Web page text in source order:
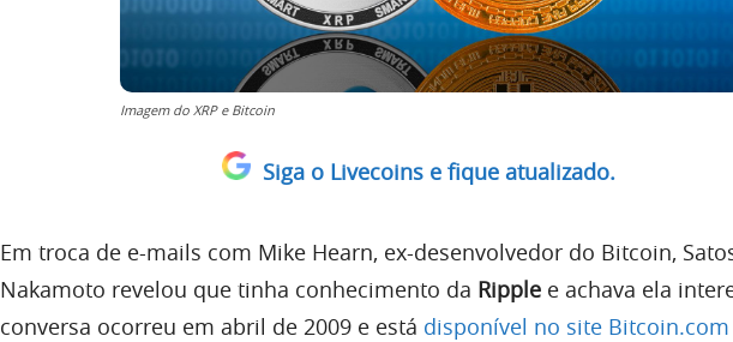
Imagem do XRP e Bitcoin
Siga o Livecoins e fique atualizado.
Em troca de e-mails com Mike Hearn, ex-desenvolvedor do Bitcoin,
Nakamoto revelou que tinha conhecimento da Ripple e achava ela
conversa ocorreu em abril de 2009 e está disponível no site Bitcoin.com